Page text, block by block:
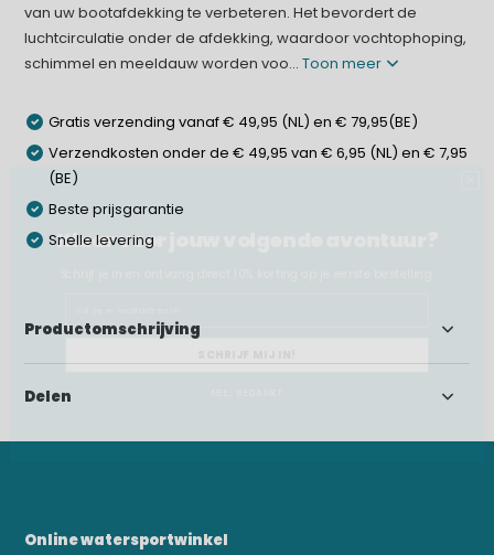
van uw bootafdekking te verbeteren. Het bevordert de
luchtcirculatie onder de afdekking, waardoor vochtophoping,
schimmel en meeldauw worden voo...Toon meer
Gratis verzending vanaf € 49,95 (NL) en € 79,95(BE)
Verzendkosten onder de € 49,95 van € 6,95 (NL) en € 7,95
(BE)
Beste prijsgarantie
Snelle levering
Productomschrijving
Delen
Online watersportwinkel
Klaar voor jouw volgende avontuur?
Schrijf je in en ontvang direct 10% korting op je eerste bestelling.
SCHRIJF MIJ IN!